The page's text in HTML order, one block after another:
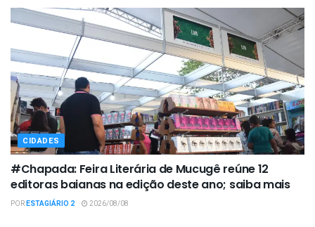
CIDADES
#Chapada: Feira Literária de Mucugê reúne 12
editoras baianas na edição deste ano; saiba mais
PORESTAGIÁRIO 2 2026/08/08